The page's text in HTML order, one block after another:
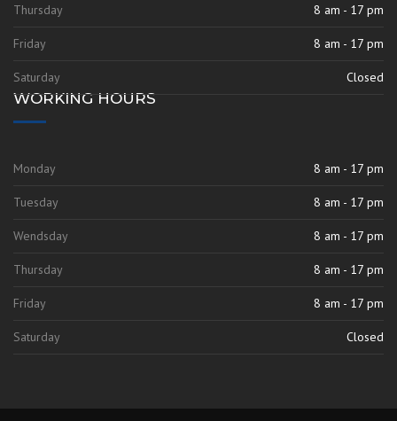
Thursday 8 am - 17 pm
Friday 8 am - 17 pm
Saturday Closed
WORKING HOURS
Monday 8 am - 17 pm
Tuesday 8 am - 17 pm
Wendsday 8 am - 17 pm
Thursday 8 am - 17 pm
Friday 8 am - 17 pm
Saturday Closed